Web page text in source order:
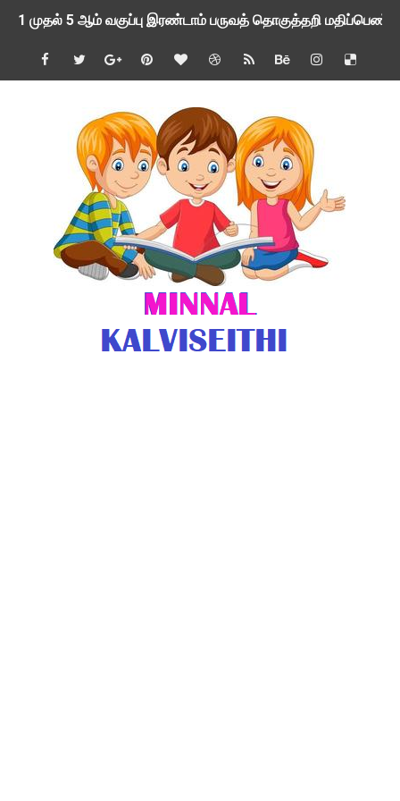
1 முதல் 5 ஆம் வகுப்பு இரண்டாம் பருவத் தொகுத்தறி
பள்ளிக்கல்வித்துறை - அனைத்து வகை ஆசிரியர் மற்றும்
TNPSC - முந்தைய ஆண்டு வினாக்கள் - ஊர்ப் பெயர்களின் மரூஉ
ஓட்டுநர் பணிக்கு விண்ணப்பங்கள் வரவேற்பு ( டிசம்பர் 25 )
இரண்டாம் பருவத்தேர்வு தொகுத்தறி மதிப்பீட்டில் மாணவர்கள்
மாவட்ட நலவாழ்வு சங்கத்தில்‌ வேலை வாய்ப்பு ( டிசம்பர் 24 )
பள்ளி காலை வழிபாட்டுச் செயல்பாடுகள் - டிசம்பர் 23
குழந்தைகள் பாதுகாப்பு அலகில் வேலை வாய்ப்பு ( டிச - 31)